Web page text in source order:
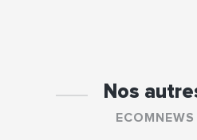
Nos